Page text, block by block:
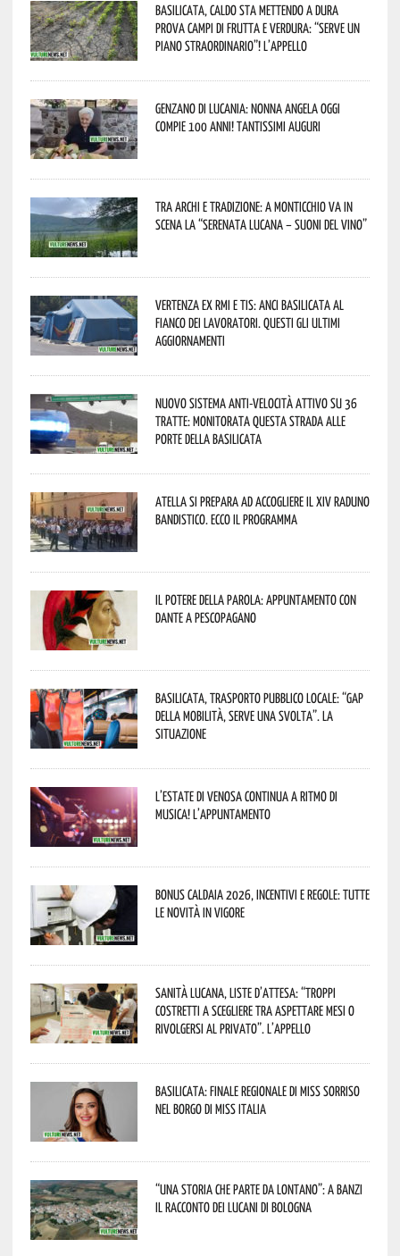
Basilicata, caldo sta mettendo a dura
prova campi di frutta e verdura: “Serve un
piano straordinario”! L’appello
Genzano di Lucania: nonna Angela oggi
compie 100 anni! Tantissimi auguri
Tra archi e tradizione: a Monticchio va in
scena la “Serenata lucana – suoni del vino”
Vertenza ex RMI e TIS: ANCI Basilicata al
fianco dei lavoratori. Questi gli ultimi
aggiornamenti
Nuovo sistema anti-velocità attivo su 36
tratte: monitorata questa strada alle
porte della Basilicata
Atella si prepara ad accogliere il XIV Raduno
Bandistico. Ecco il programma
Il Potere della parola: appuntamento con
Dante a Pescopagano
Basilicata, trasporto pubblico locale: “Gap
della mobilità, serve una svolta”. La
situazione
L’estate di Venosa continua a ritmo di
musica! L’appuntamento
Bonus caldaia 2026, incentivi e regole: tutte
le novità in vigore
Sanità lucana, liste d’attesa: “Troppi
costretti a scegliere tra aspettare mesi o
rivolgersi al privato”. L’appello
Basilicata: finale regionale di Miss Sorriso
nel borgo di Miss Italia
“Una storia che parte da lontano”: a Banzi
il racconto dei Lucani di Bologna